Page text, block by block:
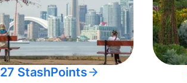
27 StashPoints